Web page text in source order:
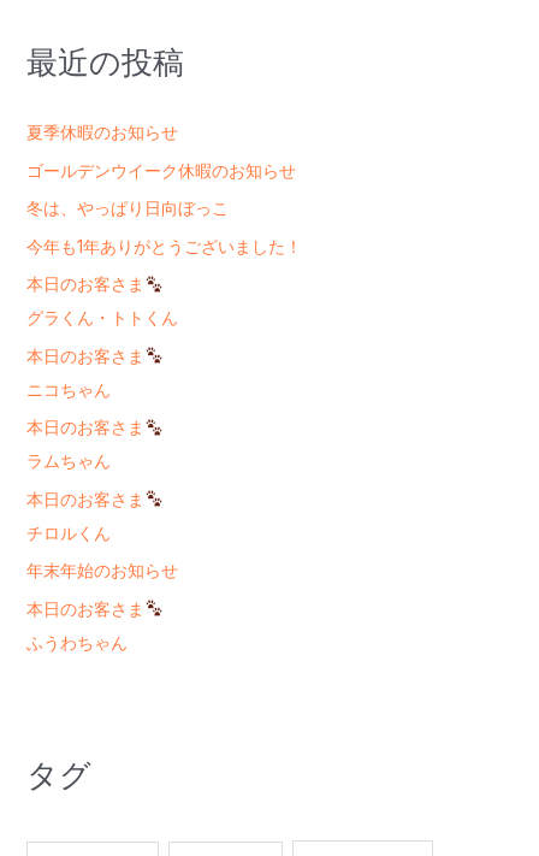
最近の投稿
夏季休暇のお知らせ
ゴールデンウイーク休暇のお知らせ
冬は、やっぱり日向ぼっこ
今年も1年ありがとうございました！
本日のお客さま
グラくん・トトくん
本日のお客さま
ニコちゃん
本日のお客さま
ラムちゃん
本日のお客さま
チロルくん
年末年始のお知らせ
本日のお客さま
ふうわちゃん
タグ